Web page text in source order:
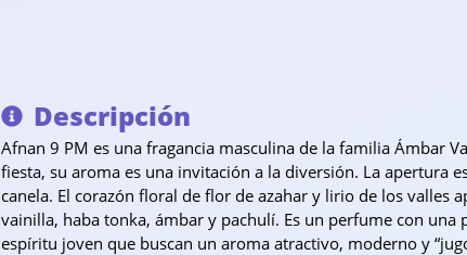
Descripción
Afnan 9 PM es una fragancia masculina de la familia Ámbar
fiesta, su aroma es una invitación a la diversión. La apertura
canela. El corazón floral de flor de azahar y lirio de los
vainilla, haba tonka, ámbar y pachulí. Es un perfume con
espíritu joven que buscan un aroma atractivo, moderno y